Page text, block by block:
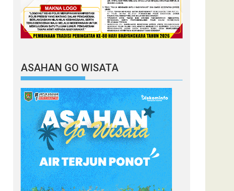
ASAHAN GO WISATA